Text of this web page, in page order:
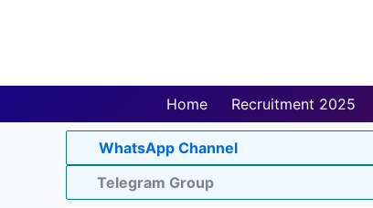
Home Recruitment 2025
WhatsApp Channel
Telegram Group